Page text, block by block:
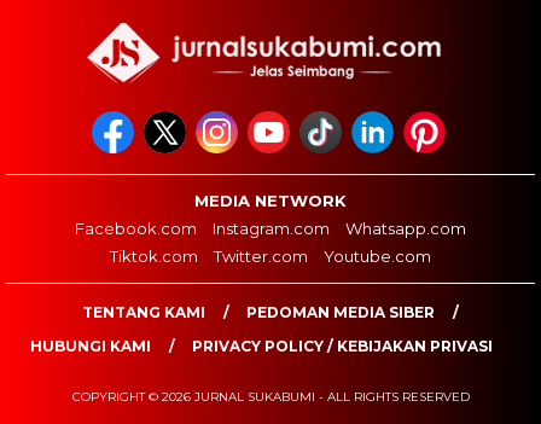
MEDIA NETWORK
Facebook.com
Instagram.com
Whatsapp.com
Tiktok.com
Twitter.com Youtube.com
TENTANG KAMI
PEDOMAN MEDIA SIBER
HUBUNGI KAMI
PRIVACY POLICY / KEBIJAKAN PRIVASI
COPYRIGHT © 2026 JURNAL SUKABUMI - ALL RIGHTS RESERVED